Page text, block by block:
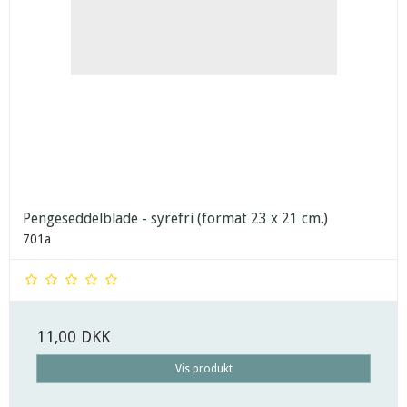
Pengeseddelblade - syrefri (format 23 x 21 cm.)
701a
11,00 DKK
Vis produkt